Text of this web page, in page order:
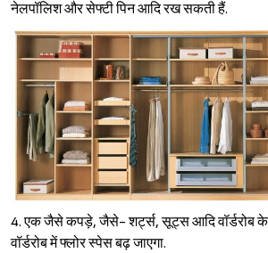
नेलपॉलिश और सेफ्टी पिन आदि रख सकती हैं.
4. एक जैसे कपड़े, जैसे- शर्ट्स, सूट्स आदि वॉर्डरोब
वॉर्डरोब में फ्लोर स्पेस बढ़ जाएगा.